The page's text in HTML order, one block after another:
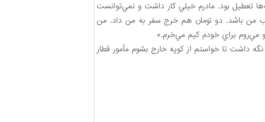
تعطيل بود. مادرم خيلي كار داشت و نمي‌توانست
من باشد. دو تومان هم خرج سفر به من داد. من
مي‌روم براي خودم كيم مي‌خرم.»
داشت تا خواستم از كوپه خارج بشوم مأمور قطار